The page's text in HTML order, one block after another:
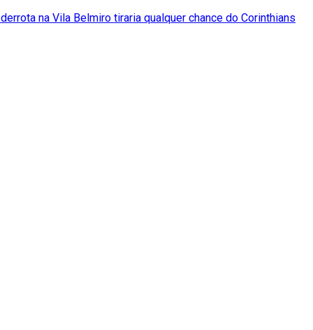
na Vila Belmiro tiraria qualquer chance do Corinthians